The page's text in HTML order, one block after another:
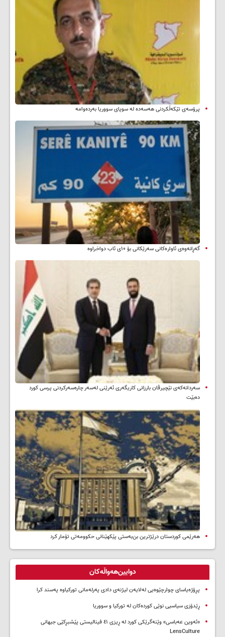
پرۆسەی تێکەڵکردنی هەسەدە لە سوپای سووریا بەردەوامە
گەڕانەوەی ئاوارەکانی سەرێکانی بۆ ۱۰ی ئاب دواخراوە
سه‌ردانه‌کەی نێچیرڤان بارزانی كاریگه‌ری ئه‌رێنی له‌سه‌ر چاره‌سه‌ركردنی پرسی كورد
ده‌بێت
هەرێمی کوردستان درێژترین بن‌بەستی پێکهێنانی حکوومەتی تۆمار کرد
دوایین‌هەواڵەکان
پڕۆژەیاسای چوارچێوەیی لەلایەن لیژنەی دادی پەرلەمانی تورکیاوە پەسند کرا
ڕێدۆزی سیاسیی نوێی کوردەکان لە تورکیا و سووریا
«ئەوین عەباسی» وێنەگرێکی کورد لە ڕیزی ٤١ فینالیستی پێشبڕکێی جیهانی
LensCulture